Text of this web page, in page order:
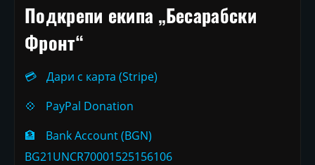
Подкрепи екипа „Бесарабски
Фронт“
💳
Дари с карта (Stripe)
💠
PayPal Donation
🏦
Bank Account (BGN)
BG21UNCR70001525156106